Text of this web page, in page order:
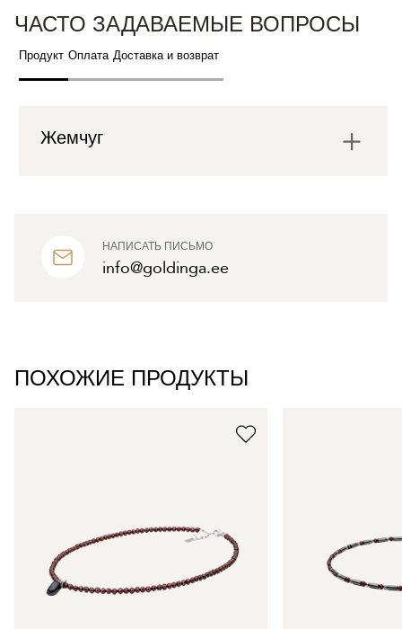
НАПИСАТЬ ПИСЬМО
info@goldinga.ee
ЧАСТО ЗАДАВАЕМЫЕ ВОПРОСЫ
Продукт Оплата Доставка и возврат
Жемчуг
ПОХОЖИЕ ПРОДУКТЫ